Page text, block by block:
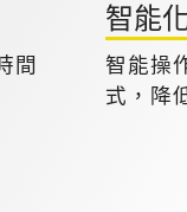
間
智能
智能操
式，降